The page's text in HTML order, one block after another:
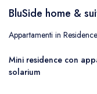
BluSide home &
Appartamenti in Residence
Mini residence con
solarium